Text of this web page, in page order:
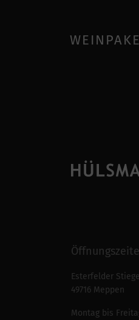
Esterfelder
49716 Meppen
Montag bis